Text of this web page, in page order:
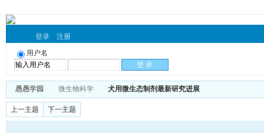
登录 注册
用户名
愚愚学园 微生物科学 犬用微生态制剂最新研究进展
上一主题 下一主题